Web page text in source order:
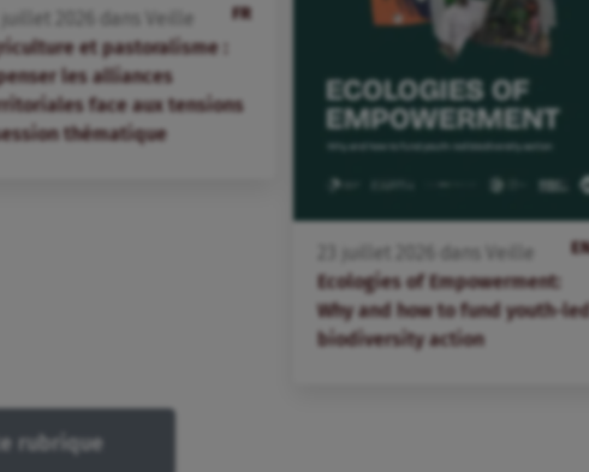
juillet dans
Veille
Ecologies of Empowerment:
Why and how to fund youth-led
biodiversity action
FR
juillet dans
Veille
et pastoralisme :
les alliances
face aux tensions
thématique
rubrique